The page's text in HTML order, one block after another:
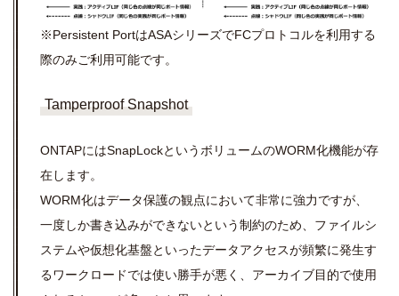
※Persistent PortはASAシリーズでFCプロトコルを利用する
際のみご利用可能です。
Tamperproof Snapshot
ONTAPにはSnapLockというボリュームのWORM化機能が存
在します。
WORM化はデータ保護の観点において非常に強力ですが、
一度しか書き込みができないという制約のため、ファイルシ
ステムや仮想化基盤といったデータアクセスが頻繁に発生す
るワークロードでは使い勝手が悪く、アーカイブ目的で使用